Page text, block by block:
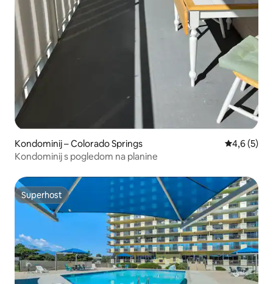
Kondominij – Colorado Springs Prosječna
4,6 (5)
Kondominij s pogledom na planine
Superhost
Superhost